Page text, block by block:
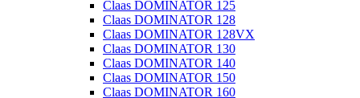
Claas DOMINATOR 125
Claas DOMINATOR 128
Claas DOMINATOR 128VX
Claas DOMINATOR 130
Claas DOMINATOR 140
Claas DOMINATOR 150
Claas DOMINATOR 160